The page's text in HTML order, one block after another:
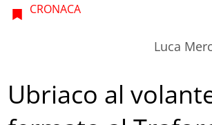
CRONACA
Luca
Ubriaco al